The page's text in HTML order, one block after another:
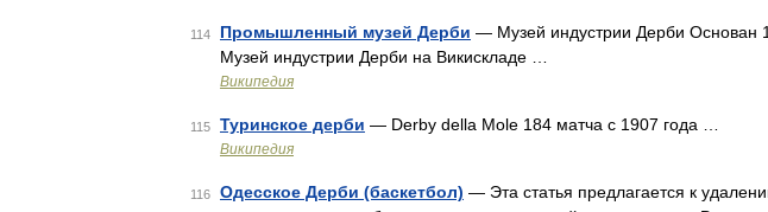
114 Промышленный музей Дерби — Музей индустрии Дерби Основан
Музей индустрии Дерби на Викискладе …
Википедия
115 Туринское дерби — Derby della Mole 184 матча с 1907 года …
Википедия
116 Одесское Дерби (баскетбол) — Эта статья предлагается к